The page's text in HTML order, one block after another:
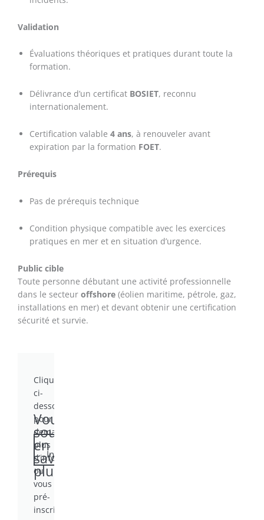
Validation
Évaluations théoriques et pratiques durant toute la
formation.
Délivrance d’un certificat BOSIET, reconnu
internationalement.
Certification valable 4 ans, à renouveler avant
expiration par la formation FOET.
Prérequis
Pas de prérequis technique
Condition physique compatible avec les exercices
pratiques en mer et en situation d’urgence.
Public cible
Toute personne débutant une activité professionnelle
dans le secteur offshore (éolien maritime, pétrole, gaz,
installations en mer) et devant obtenir une certification
sécurité et survie.
Vous
souhaitez
en
savoir
plus?
Cliquez
ci-
dessous
pour
demander
plus
d’informations
ou
vous
pré-
inscrire.
Inscription